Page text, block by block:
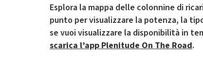
Esplora la mappa delle colonnine di
punto per visualizzare la potenza, la
se vuoi visualizzare la disponibilità in
scarica l’app Plenitude On The Road.